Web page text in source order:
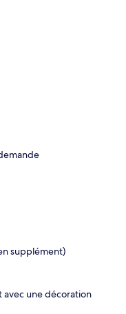
supplément)
avec une décoration